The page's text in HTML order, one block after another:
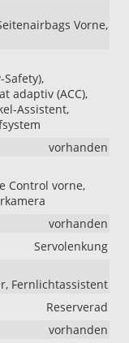
Vorne,
adaptiv (ACC),
Assistent,
vorhanden
Control vorne,
vorhanden
Servolenkung
Fernlichtassistent
Reserverad
vorhanden